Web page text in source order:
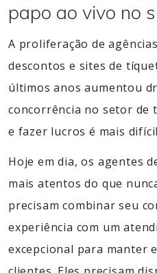
papo ao vivo no
A proliferação de
descontos e sites de
últimos anos aumentou
concorrência no setor de
e fazer lucros é mais
Hoje em dia, os agentes
mais atentos do que
precisam combinar seu
experiência com um
excepcional para manter